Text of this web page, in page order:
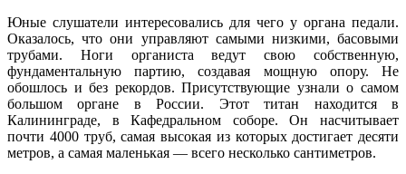
Юные слушатели интересовались для чего у органа педали.
Оказалось, что они управляют самыми низкими, басовыми
трубами. Ноги органиста ведут свою собственную,
фундаментальную партию, создавая мощную опору. Не
обошлось и без рекордов. Присутствующие узнали о самом
большом органе в России. Этот титан находится в
Калининграде, в Кафедральном соборе. Он насчитывает
почти 4000 труб, самая высокая из которых достигает десяти
метров, а самая маленькая — всего несколько сантиметров.